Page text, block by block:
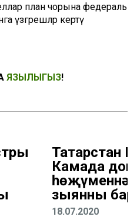
план чорына федераль
үзгәрешләр кертү
ЯЗЫЛЫГЫЗ!
Татарстан
Камада
зыянны
18.07.2020